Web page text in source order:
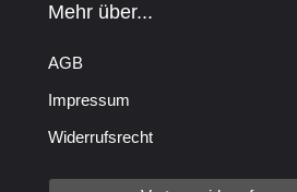
Mehr über...
AGB
Impressum
Widerrufsrecht